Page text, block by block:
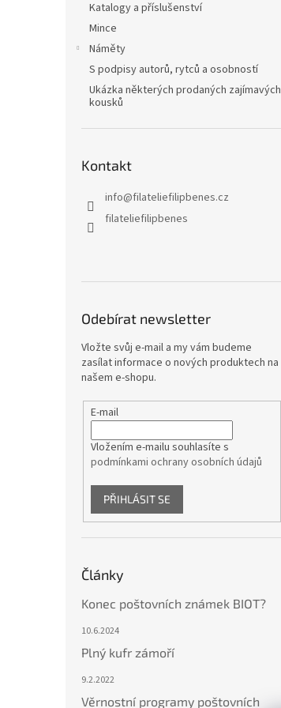
Katalogy a příslušenství
Mince
Náměty
S podpisy autorů, rytců a osobností
Ukázka některých prodaných zajímavých
kousků
Kontakt
info@filateliefilipbenes.cz
filateliefilipbenes
Odebírat newsletter
Vložte svůj e-mail a my vám budeme
zasílat informace o nových produktech na
našem e-shopu.
E-mail
Vložením e-mailu souhlasíte s
podmínkami ochrany osobních údajů
PŘIHLÁSIT SE
Články
Konec poštovních známek BIOT?
10.6.2024
Plný kufr zámoří
9.2.2022
Věrnostní programy poštovních